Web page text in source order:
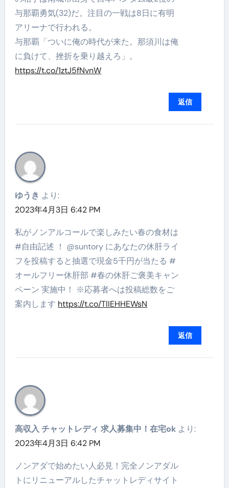
与那覇勇気(32)だ。注目の一戦は8日に有明
アリーナで行われる。
与那覇「ついに俺の時代が来た。那須川は俺
に負けて、挫折を乗り越えろ」。
https://t.co/1ztJ5fNvnW
返信
ゆうき より:
2023年4月3日 6:42 PM
私がノンアルコールで楽しみたい春の食材は
#自由記述 ！ @suntory にあなたの休肝ライ
フを投稿すると抽選で現金5千円が当たる #
オールフリー休肝部 #春の休肝ご褒美キャン
ペーン 実施中！ ※応募者へは投稿総数をご
案内します https://t.co/TlIEHHEWsN
返信
高収入 チャットレディ 求人募集中！在宅ok より:
2023年4月3日 6:42 PM
ノンアダで始めたい人必見！完全ノンアダル
トにリニューアルしたチャットレディサイト